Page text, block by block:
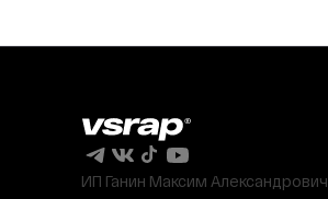
ИП Ганин Максим Александрович